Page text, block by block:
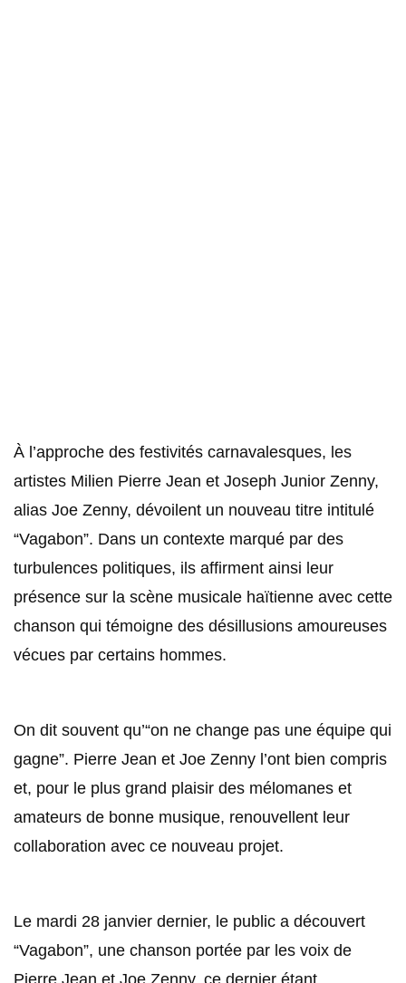
À l’approche des festivités carnavalesques, les
artistes Milien Pierre Jean et Joseph Junior Zenny,
alias Joe Zenny, dévoilent un nouveau titre intitulé
“Vagabon”. Dans un contexte marqué par des
turbulences politiques, ils affirment ainsi leur
présence sur la scène musicale haïtienne avec cette
chanson qui témoigne des désillusions amoureuses
vécues par certains hommes.
On dit souvent qu’“on ne change pas une équipe qui
gagne”. Pierre Jean et Joe Zenny l’ont bien compris
et, pour le plus grand plaisir des mélomanes et
amateurs de bonne musique, renouvellent leur
collaboration avec ce nouveau projet.
Le mardi 28 janvier dernier, le public a découvert
“Vagabon”, une chanson portée par les voix de
Pierre Jean et Joe Zenny, ce dernier étant